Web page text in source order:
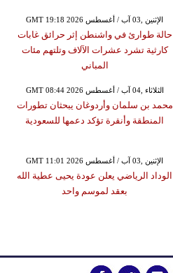
GMT 19:18 2026 الإثنين ,03 آب / أغسطس
حالة طوارئ في واشنطن إثر حرائق غابات
كارثية تشرد عشرات الآلاف وتلتهم مئات
المباني
GMT 08:44 2026 الثلاثاء ,04 آب / أغسطس
محمد بن سلمان وأردوغان يبحثان تطورات
المنطقة وأنقرة تؤكد دعمها للسعودية
GMT 11:01 2026 الإثنين ,03 آب / أغسطس
الوداد الرياضي يعلن عودة يحيى عطية الله
بعقد لموسم واحد